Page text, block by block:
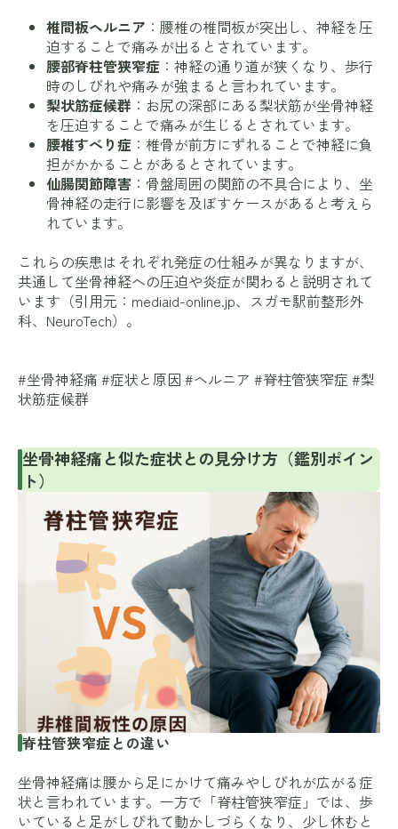
椎間板ヘルニア ：腰椎の椎間板が突出し、神経を圧
迫することで痛みが出るとされています。
腰部脊柱管狭窄症 ：神経の通り道が狭くなり、歩行
時のしびれや痛みが強まると言われています。
梨状筋症候群 ：お尻の深部にある梨状筋が坐骨神経
を圧迫することで痛みが生じるとされています。
腰椎すべり症 ：椎骨が前方にずれることで神経に負
担がかかることがあるとされています。
仙腸関節障害 ：骨盤周囲の関節の不具合により、坐
骨神経の走行に影響を及ぼすケースがあると考えら
れています。
これらの疾患はそれぞれ発症の仕組みが異なりますが、
共通して坐骨神経への圧迫や炎症が関わると説明されて
います（引用元： mediaid-online.jp、 スガモ駅前整形外
科、 NeuroTech）。
#坐骨神経痛 #症状と原因 #ヘルニア #脊柱管狭窄症 #梨
状筋症候群
坐骨神経痛と似た症状との見分け方（鑑別ポイン
ト）
脊柱管狭窄症との違い
坐骨神経痛は腰から足にかけて痛みやしびれが広がる症
状と言われています。一方で「脊柱管狭窄症」では、歩
いていると足がしびれて動かしづらくなり、少し休むと